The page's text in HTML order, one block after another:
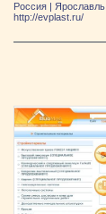
Россия
Ярослaвль
http://evplast.ru/